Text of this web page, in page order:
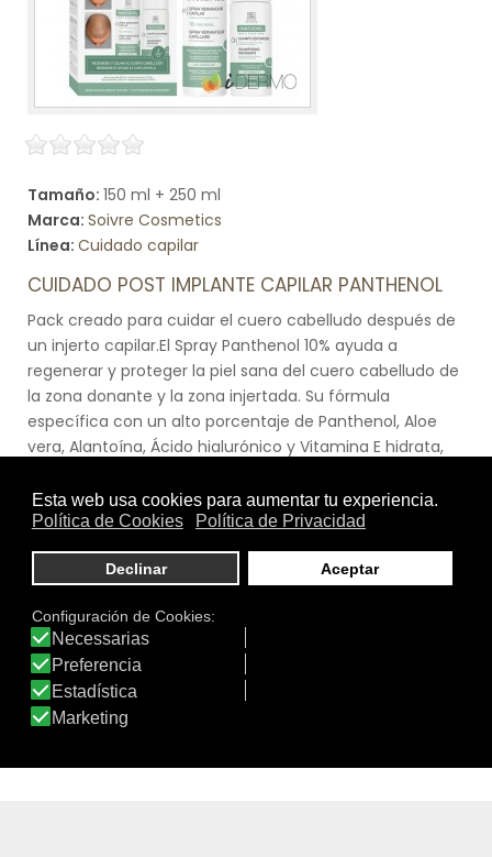
Tamaño: 150 ml + 250 ml
Marca: Soivre Cosmetics
Línea: Cuidado capilar
CUIDADO POST IMPLANTE CAPILAR PANTHENOL
Pack creado para cuidar el cuero cabelludo después de
un injerto capilar.El Spray Panthenol 10% ayuda a
regenerar y proteger la piel sana del cuero cabelludo de
la zona donante y la zona injertada. Su fórmula
específica con un alto porcentaje de Panthenol, Aloe
vera, Alantoína, Ácido hialurónico y Vitamina E hidrata,
cómoda aplicación en Spray evita tocar y masajear la
zona especialmente delicada y se absorbe con facilidad
gracias a su textura ligera y ultrasuave.El Champú
espumoso Panthenol está indicado para limpiar y cuidar
capilar. Fórmula ultraligera y delicada a base de
Panthenol, Aloe vera, Alantoína, Ácido hialurónico y
Vitamina E, con pH neutro y sin sulfatos, para una
higiene suave y sin necesidad de frotar.
Ver producto